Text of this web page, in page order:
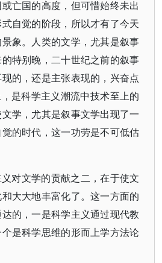
亡国的高度，但可惜始终未出
自觉的阶段，所以才有了今天
象。人类的文学，尤其是叙事
特别晚，二十世纪之前的叙事
的，还是主张表现的，兴奋点
是科学主义潮流中技术至上的
学，尤其是叙事文学出现了一
的时代，这一功劳是不可低估
对文学的贡献之二，在于使文
大大地丰富化了。这一方面的
的，一是科学主义通过现代教
是科学思维的形而上学方法论